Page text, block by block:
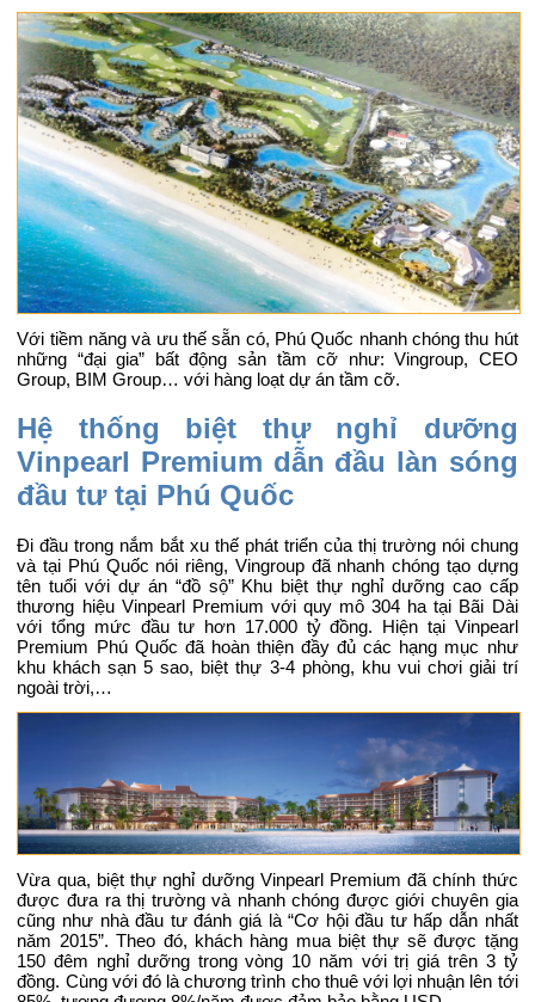
Với tiềm năng và ưu thế sẵn có, Phú Quốc nhanh chóng thu hút
những “đại gia” bất động sản tầm cỡ như: Vingroup, CEO
Group, BIM Group… với hàng loạt dự án tầm cỡ.
Hệ thống biệt thự nghỉ dưỡng
Vinpearl Premium dẫn đầu làn sóng
đầu tư tại Phú Quốc
Đi đầu trong nắm bắt xu thế phát triển của thị trường nói chung
và tại Phú Quốc nói riêng, Vingroup đã nhanh chóng tạo dựng
tên tuổi với dự án “đồ sộ” Khu biệt thự nghỉ dưỡng cao cấp
thương hiệu Vinpearl Premium với quy mô 304 ha tại Bãi Dài
với tổng mức đầu tư hơn 17.000 tỷ đồng. Hiện tại Vinpearl
Premium Phú Quốc đã hoàn thiện đầy đủ các hạng mục như
khu khách sạn 5 sao, biệt thự 3-4 phòng, khu vui chơi giải trí
ngoài trời,…
Vừa qua, biệt thự nghỉ dưỡng Vinpearl Premium đã chính thức
được đưa ra thị trường và nhanh chóng được giới chuyên gia
cũng như nhà đầu tư đánh giá là “Cơ hội đầu tư hấp dẫn nhất
năm 2015”. Theo đó, khách hàng mua biệt thự sẽ được tặng
150 đêm nghỉ dưỡng trong vòng 10 năm với trị giá trên 3 tỷ
đồng. Cùng với đó là chương trình cho thuê với lợi nhuận lên tới